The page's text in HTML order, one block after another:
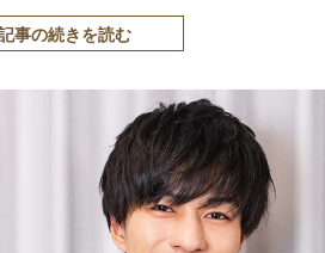
事の続きを読む